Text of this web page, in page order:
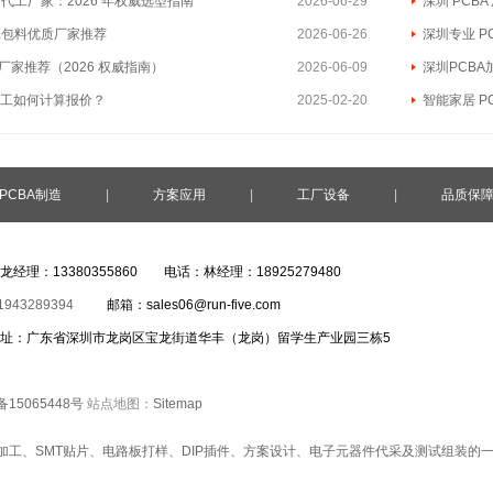
2026-06-26
料优质厂家推荐 深圳专业
2026-06-09
家推荐（2026 权威指南） 深圳PCBA
2025-02-20
如何计算报价？ 智能家居
PCBA制造 方案应用 工厂设备 品质保障
龙经理：13380355860 电话：林经理：18925279480
邮箱：sales06@run-five.com
：广东省深圳市龙岗区宝龙街道华丰（龙岗）留学生产业园三栋5
15065448号 站点地图： Sitemap
工、 SMT贴片、 电路板打样、 DIP插件、方案设计、电子元器件代采及测试组装的